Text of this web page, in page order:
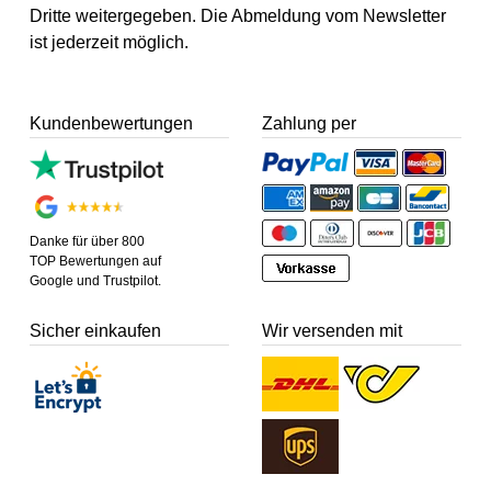
Dritte weitergegeben. Die Abmeldung vom Newsletter
ist jederzeit möglich.
Kundenbewertungen
Danke für über 800
TOP Bewertungen auf
Google und Trustpilot.
Zahlung per
Sicher einkaufen Wir versenden mit